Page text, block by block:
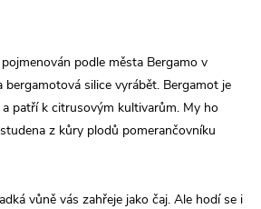
podle města Bergamo v
bergamotová silice vyrábět. Bergamot je
patří k citrusovým kultivarům. My ho
z kůry plodů pomerančovníku
vůně vás zahřeje jako čaj. Ale hodí se i